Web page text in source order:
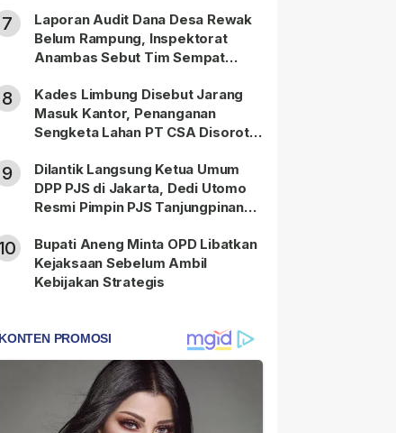
7
Laporan Audit Dana Desa Rewak
Belum Rampung, Inspektorat
Anambas Sebut Tim Sempat
8
Kades Limbung Disebut Jarang
Masuk Kantor, Penanganan
Sengketa Lahan PT CSA Disorot
9
Dilantik Langsung Ketua Umum
DPP PJS di Jakarta, Dedi Utomo
Resmi Pimpin PJS Tanjungpinang-
Bupati Aneng Minta OPD Libatkan
Kejaksaan Sebelum Ambil
Kebijakan Strategis